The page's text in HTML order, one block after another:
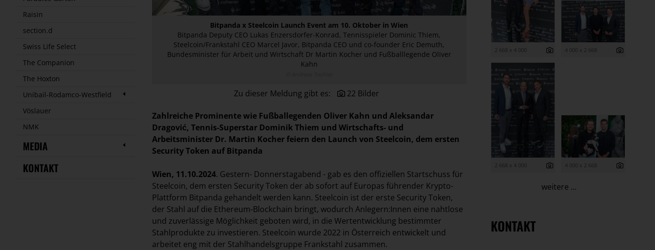
Raisin
section.d
Swiss Life Select
The Companion
The Hoxton
Unibail-Rodamco-Westfield
Vöslauer
NMK
MEDIA
KONTAKT
Bitpanda x Steelcoin Launch Event am 10. Oktober in Wien
Bitpanda Deputy CEO Lukas Enzersdorfer-Konrad, Tennisspieler Dominic Thiem,
Steelcoin/Frankstahl CEO Marcel Javor, Bitpanda CEO und co-founder Eric Demuth,
Bundesminister für Arbeit und Wirtschaft Dr Martin Kocher und Fußballlegende Oliver
Kahn
Zu dieser Meldung gibt es: 22 Bilder
Zahlreiche Prominente wie Fußballegenden Oliver Kahn und Aleksandar
Dragović, Tennis-Superstar Dominik Thiem und Wirtschafts- und
Arbeitsminister Dr. Martin Kocher feiern den Launch von Steelcoin, dem ersten
Security Token auf Bitpanda
Wien, 11.10.2024. Gestern- Donnerstagabend - gab es den offiziellen Startschuss für
Steelcoin, dem ersten Security Token der ab sofort auf Europas führender Krypto-
Plattform Bitpanda gehandelt werden kann. Steelcoin ist der erste Security Token,
der Stahl auf die Ethereum-Blockchain bringt, wodurch Anlegern:Innen eine nahtlose
und zuverlässige Möglichkeit geboten wird, in die Wertentwicklung bestimmter
Stahlprodukte zu investieren. Steelcoin wurde 2022 in Österreich entwickelt und
arbeitet eng mit der Stahlhandelsgruppe Frankstahl zusammen.
2 668 x 4 000 4 000 x 2 668
2 668 x 4 000 4 000 x 2 668
weitere ...
KONTAKT